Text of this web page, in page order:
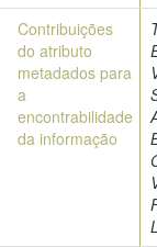
Contribuições
do atributo
metadados para
a
encontrabilidade
da informação